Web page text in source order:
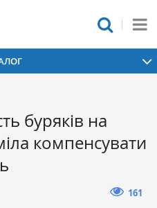
буряків на
компенсувати
161